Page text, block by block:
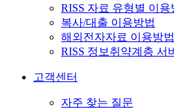
RISS 자료 유형별 이용
복사/대출 이용방법
해외전자자료 이용방법
RISS 정보취약계층 서
고객센터
자주 찾는 질문